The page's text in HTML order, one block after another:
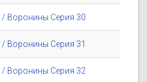
/ Воронины Серия 30
Воронины Серия 31
/ Воронины Серия 32